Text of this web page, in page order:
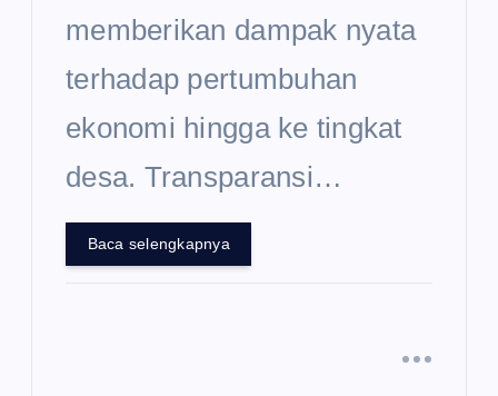
memberikan dampak nyata
terhadap pertumbuhan
ekonomi hingga ke tingkat
desa. Transparansi…
Baca selengkapnya